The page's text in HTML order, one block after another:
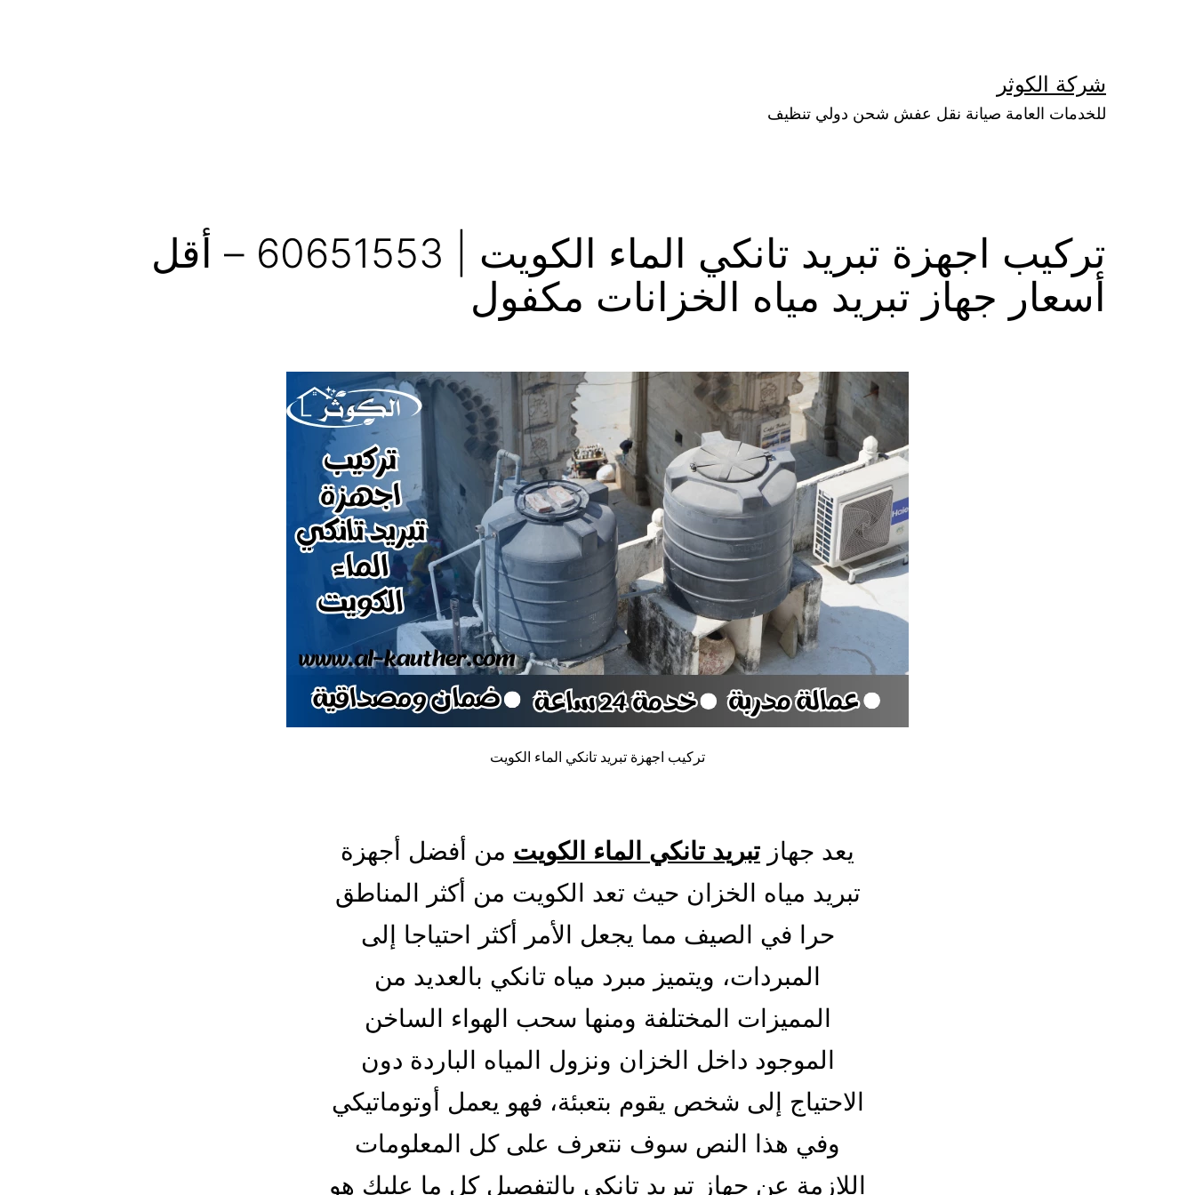
شركة الكوثر
للخدمات العامة صيانة نقل عفش شحن دولي تنظيف
تركيب اجهزة تبريد تانكي الماء الكويت | 60651553 – أقل
أسعار جهاز تبريد مياه الخزانات مكفول
تركيب اجهزة تبريد تانكي الماء الكويت
يعد جهاز تبريد تانكي الماء الكويت من أفضل أجهزة
تبريد مياه الخزان حيث تعد الكويت من أكثر المناطق
حرا في الصيف مما يجعل الأمر أكثر احتياجا إلى
المبردات، ويتميز مبرد مياه تانكي بالعديد من
المميزات المختلفة ومنها سحب الهواء الساخن
الموجود داخل الخزان ونزول المياه الباردة دون
الاحتياج إلى شخص يقوم بتعبئة، فهو يعمل أوتوماتيكي
وفي هذا النص سوف نتعرف على كل المعلومات
اللازمة عن جهاز تبريد تانكي بالتفصيل كل ما عليك هو